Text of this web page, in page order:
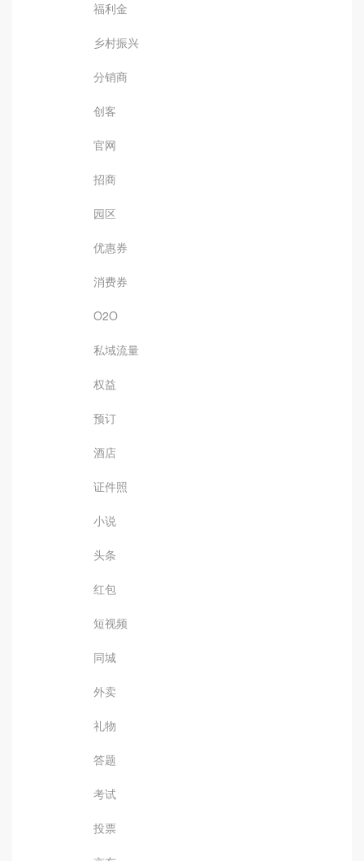
福利金
乡村振兴
分销商
创客
官网
招商
园区
优惠券
消费券
O2O
私域流量
权益
预订
酒店
证件照
小说
头条
红包
短视频
同城
外卖
礼物
答题
考试
投票